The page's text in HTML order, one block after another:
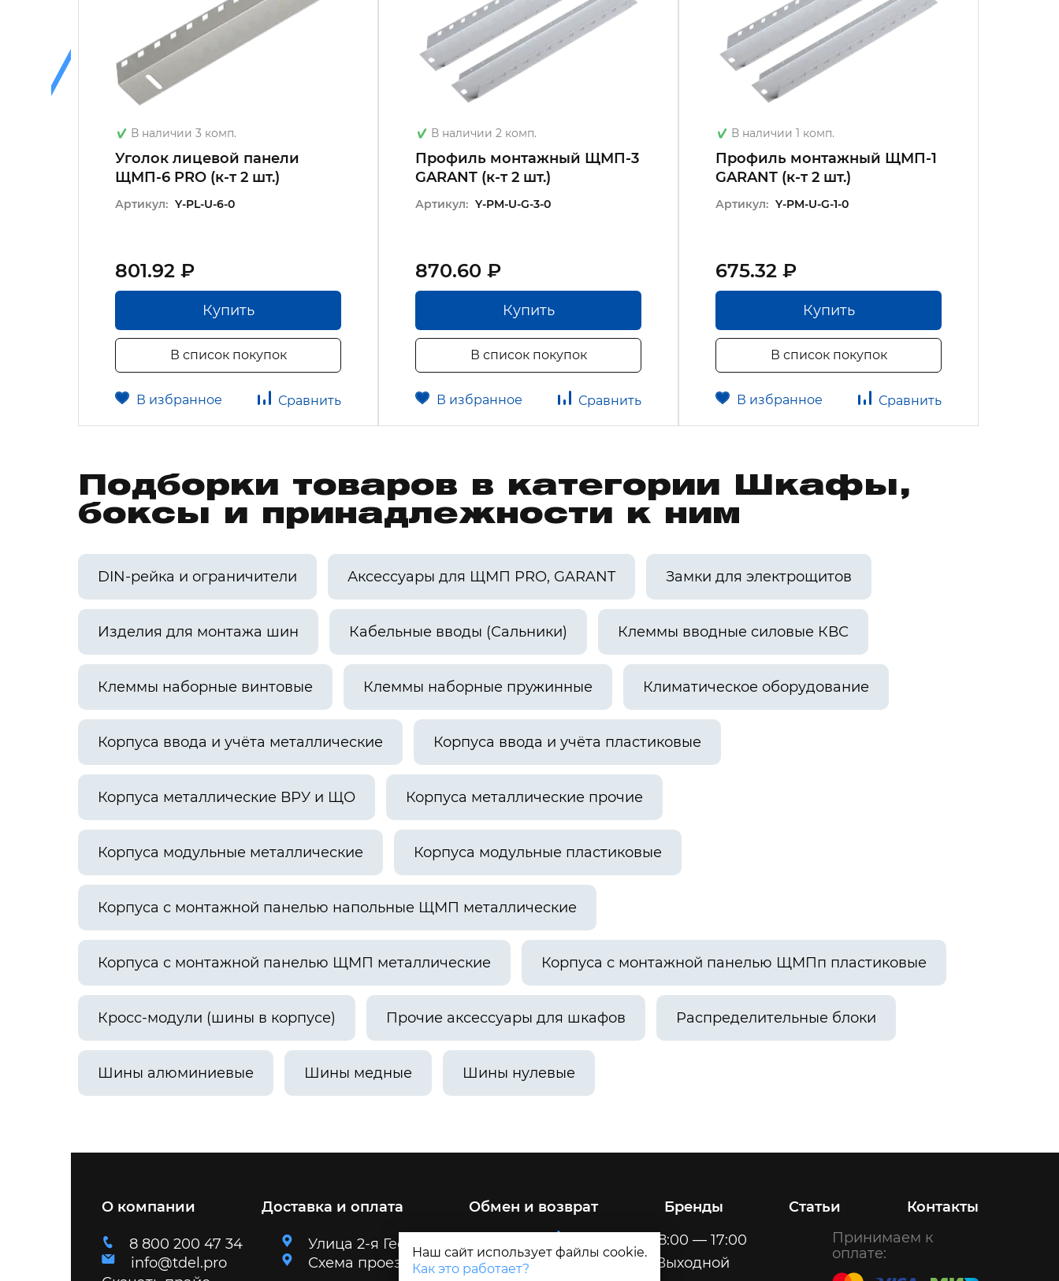
Наш сайт использует файлы cookie.
Как это работает?
В наличии 3 комп.
Уголок лицевой панели
ЩМП-6 PRO (к-т 2 шт.)
Артикул: Y-PL-U-6-0
801.92 ₽
Купить
В список покупок
В избранное Сравнить
В наличии 2 комп.
Профиль монтажный ЩМП-3
GARANT (к-т 2 шт.)
Артикул: Y-PM-U-G-3-0
870.60 ₽
Купить
В список покупок
В избранное Сравнить
В наличии 1 комп.
Профиль монтажный ЩМП-1
GARANT (к-т 2 шт.)
Артикул: Y-PM-U-G-1-0
675.32 ₽
Купить
В список покупок
В избранное Сравнить
Подборки товаров в категории Шкафы,
боксы и принадлежности к ним
DIN-рейка и ограничители Аксессуары для ЩМП PRO, GARANT Замки для электрощитов
Изделия для монтажа шин Кабельные вводы (Сальники) Клеммы вводные силовые КВС
Клеммы наборные винтовые Клеммы наборные пружинные Климатическое оборудование
Корпуса ввода и учёта металлические Корпуса ввода и учёта пластиковые
Корпуса металлические ВРУ и ЩО Корпуса металлические прочие
Корпуса модульные металлические Корпуса модульные пластиковые
Корпуса с монтажной панелью напольные ЩМП металлические
Корпуса с монтажной панелью ЩМП металлические Корпуса с монтажной панелью ЩМПп пластиковые
Кросс-модули (шины в корпусе) Прочие аксессуары для шкафов Распределительные блоки
Шины алюминиевые Шины медные Шины нулевые
О компании Доставка и оплата Обмен и возврат Бренды Статьи Контакты
8 800 200 47 34
info@tdel.pro
Улица 2-я Геологическая, 32
Схема проезда
8:00 — 17:00
Выходной
Принимаем к
оплате: